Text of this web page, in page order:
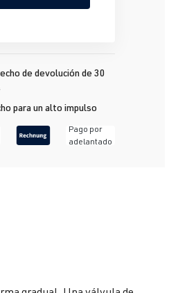
de devolución de 30
para un alto impulso
Pago por
adelantado